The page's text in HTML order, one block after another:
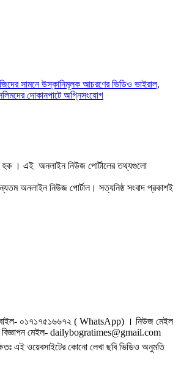
সামনে উস্কানিমূলক আচরণের ভিডিও ভাইরাল,
দোকানপাটে অগ্নিসংযোগ
। এই অনলাইন নিউজ পোর্টালের তথ্যগুলো
অনলাইন নিউজ পোর্টাল। সত্যনিষ্ঠ সংবাদ প্রকাশই
০১৭১৭৫১৬৬৭২ ( WhatsApp) । নিউজ মেইল
মেইল- dailybogratimes@gmail.com
এই ওয়েবসাইটের কোনো লেখা ছবি ভিডিও অনুমতি